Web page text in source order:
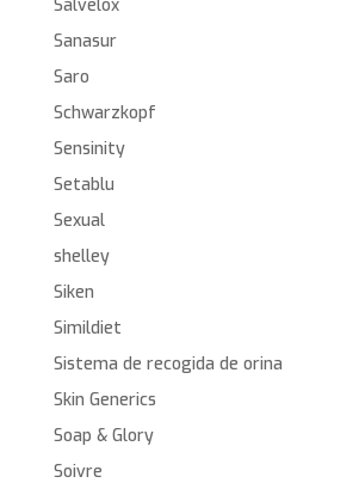
Salvelox
Sanasur
Saro
Schwarzkopf
Sensinity
Setablu
Sexual
shelley
Siken
Simildiet
Sistema de recogida de orina
Skin Generics
Soap & Glory
Soivre